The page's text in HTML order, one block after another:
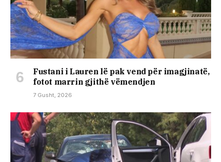
Fustani i Lauren lë pak vend për imagjinatë,
fotot marrin gjithë vëmendjen
7 Gusht, 2026